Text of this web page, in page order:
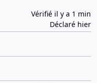
Vérifié il y a 1 min
Déclaré hier